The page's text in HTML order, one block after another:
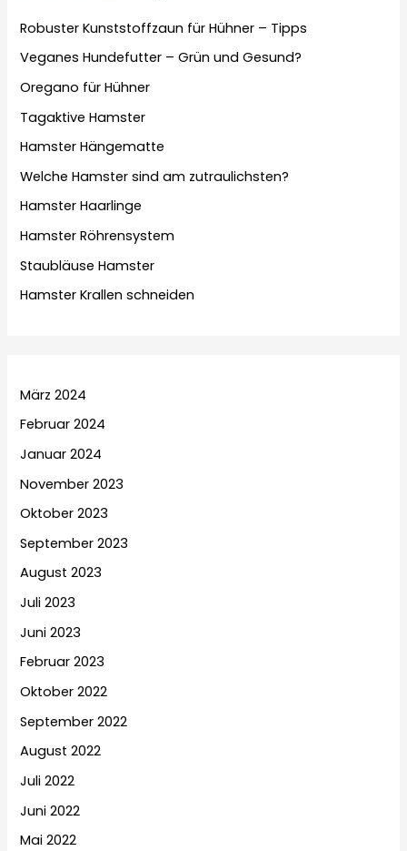
Robuster Kunststoffzaun für Hühner – Tipps
Veganes Hundefutter – Grün und Gesund?
Oregano für Hühner
Tagaktive Hamster
Hamster Hängematte
Welche Hamster sind am zutraulichsten?
Hamster Haarlinge
Hamster Röhrensystem
Staubläuse Hamster
Hamster Krallen schneiden
März 2024
Februar 2024
Januar 2024
November 2023
Oktober 2023
September 2023
August 2023
Juli 2023
Juni 2023
Februar 2023
Oktober 2022
September 2022
August 2022
Juli 2022
Juni 2022
Mai 2022